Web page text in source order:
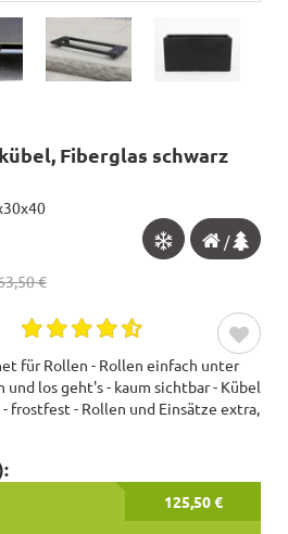
Fiberglas schwarz
/
€
für Rollen - Rollen einfach unter
los geht's - kaum sichtbar - Kübel
frostfest - Rollen und Einsätze extra,
125,50 €